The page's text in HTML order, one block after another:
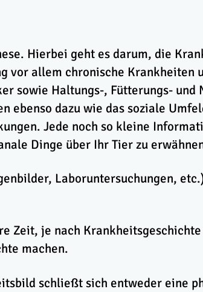
Hierbei geht es darum, die
vor allem chronische Krankheiten
sowie Haltungs-, Fütterungs- und
ebenso dazu wie das soziale
Jede noch so kleine
Dinge über Ihr Tier zu
Laboruntersuchungen,
Zeit, je nach
machen.
schließt sich entweder eine